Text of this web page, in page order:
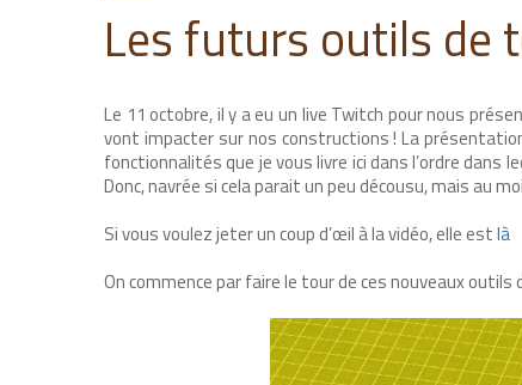
Les futurs outils de
Le 11 octobre, il y a eu un live Twitch pour nous
vont impacter sur nos constructions ! La
fonctionnalités que je vous livre ici dans l’ordre
Donc, navrée si cela parait un peu décousu, mais au
Si vous voulez jeter un coup d’œil à la vidéo, elle estlà
On commence par faire le tour de ces nouveaux